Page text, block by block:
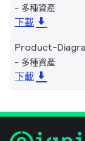
多種資產
下載
Product-
多種資產
下載